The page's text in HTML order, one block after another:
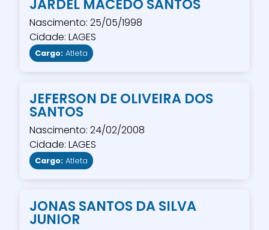
JARDEL MACEDO SANTOS
Nascimento: 25/05/1998
Cidade: LAGES
Cargo: Atleta
JEFERSON DE OLIVEIRA DOS
SANTOS
Nascimento: 24/02/2008
Cidade: LAGES
Cargo: Atleta
JONAS SANTOS DA SILVA
JUNIOR